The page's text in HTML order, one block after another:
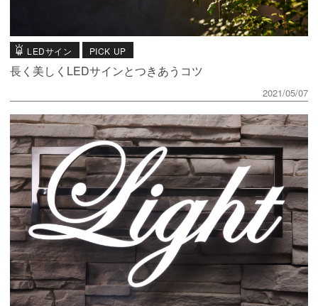
LEDサイン PICK UP
長く美しくLEDサインとつきあうコツ
2021/05/07